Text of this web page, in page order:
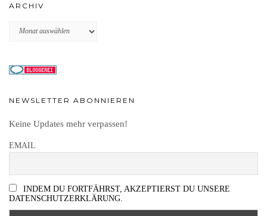
ARCHIV
Archiv
NEWSLETTER ABONNIEREN
Keine Updates mehr verpassen!
EMAIL
INDEM DU FORTFÄHRST, AKZEPTIERST DU UNSERE
DATENSCHUTZERKLÄRUNG.